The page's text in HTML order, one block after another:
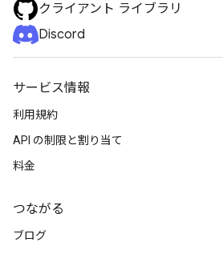
クライアント ライブラリ
Discord
サービス情報
利用規約
API の制限と割り当て
料金
つながる
ブログ